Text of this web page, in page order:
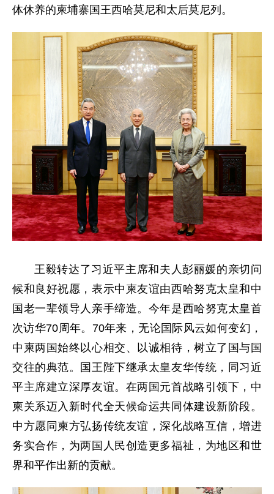
体休养的柬埔寨国王西哈莫尼和太后莫尼列。
王毅转达了习近平主席和夫人彭丽媛的亲切问
候和良好祝愿，表示中柬友谊由西哈努克太皇和中
国老一辈领导人亲手缔造。今年是西哈努克太皇首
次访华70周年。70年来，无论国际风云如何变幻，
中柬两国始终以心相交、以诚相待，树立了国与国
交往的典范。国王陛下继承太皇友华传统，同习近
平主席建立深厚友谊。在两国元首战略引领下，中
柬关系迈入新时代全天候命运共同体建设新阶段。
中方愿同柬方弘扬传统友谊，深化战略互信，增进
务实合作，为两国人民创造更多福祉，为地区和世
界和平作出新的贡献。